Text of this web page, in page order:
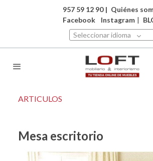
957 59 12 90 | Quiénes
Facebook
Instagram |
Seleccionar idioma
ARTICULOS
Mesa escritorio